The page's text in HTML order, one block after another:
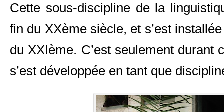
Cette sous-discipline de la
fin du XXème siècle, et s’est
du XXIème. C’est seulement durant
s’est développée en tant que